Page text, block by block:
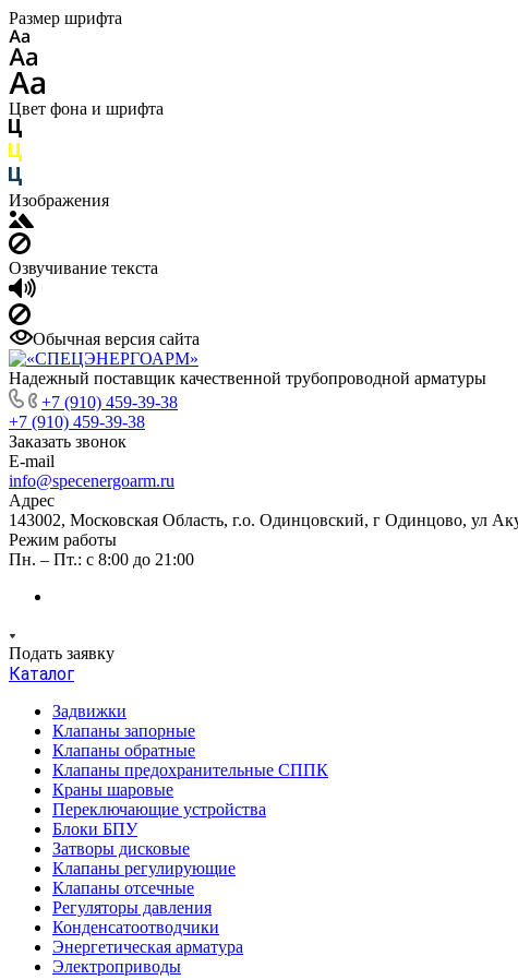
Размер шрифта
Цвет фона и шрифта
Изображения
Озвучивание текста
Обычная версия сайта
Надежный поставщик качественной трубопроводной арматуры
+7 (910) 459-39-38
+7 (910) 459-39-38
Заказать звонок
E-mail
info@specenergoarm.ru
Адрес
143002, Московская Область, г.о. Одинцовский, г Одинцово, ул
Режим работы
Пн. – Пт.: с 8:00 до 21:00
Подать заявку
Каталог
Задвижки
Клапаны запорные
Клапаны обратные
Клапаны предохранительные СППК
Краны шаровые
Переключающие устройства
Блоки БПУ
Затворы дисковые
Клапаны регулирующие
Клапаны отсечные
Регуляторы давления
Конденсатоотводчики
Энергетическая арматура
Электроприводы